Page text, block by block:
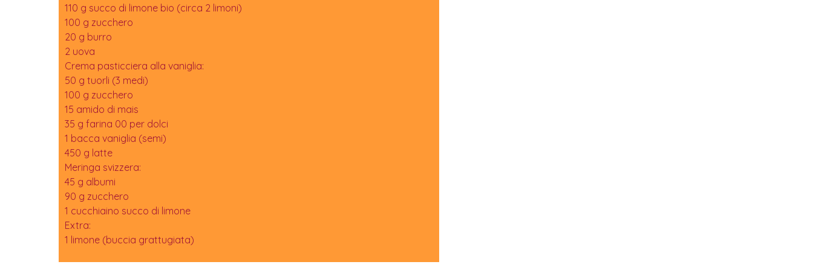
110 g succo di limone bio (circa 2 limoni)
100 g zucchero
20 g burro
2 uova
Crema pasticciera alla vaniglia:
50 g tuorli (3 medi)
100 g zucchero
15 amido di mais
35 g farina 00 per dolci
1 bacca vaniglia (semi)
450 g latte
Meringa svizzera:
45 g albumi
90 g zucchero
1 cucchiaino succo di limone
Extra:
1 limone (buccia grattugiata)